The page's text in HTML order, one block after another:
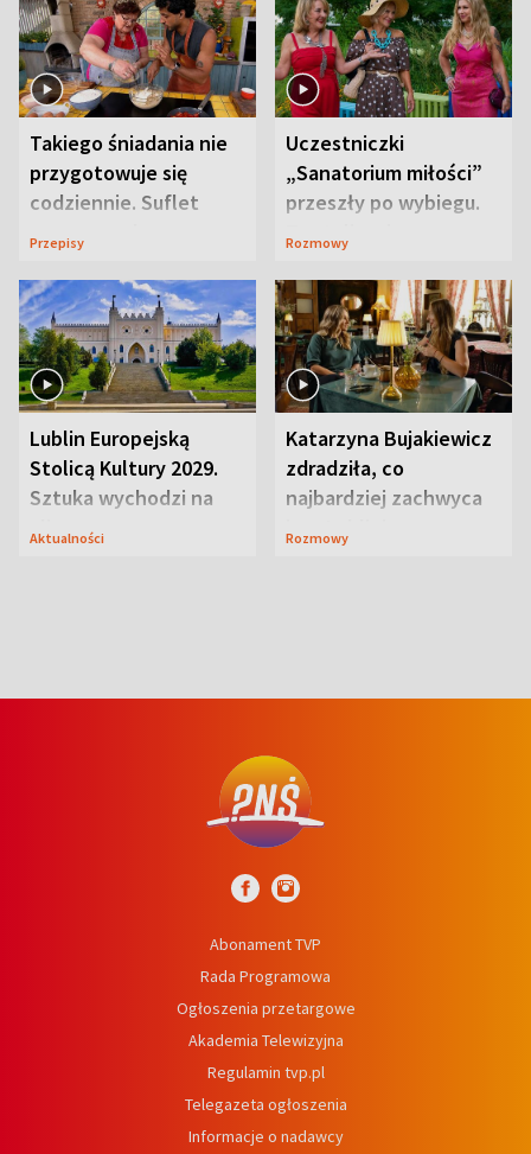
Takiego śniadania nie
przygotowuje się
codziennie. Suflet
serowy zachwyca
Przepisy
Uczestniczki
„Sanatorium miłości”
przeszły po wybiegu.
Te stylizacje
Rozmowy
Lublin Europejską
Stolicą Kultury 2029.
Sztuka wychodzi na
ulice
Aktualności
Katarzyna Bujakiewicz
zdradziła, co
najbardziej zachwyca
ją w Lublinie
Rozmowy
Abonament TVP
Rada Programowa
Ogłoszenia przetargowe
Akademia Telewizyjna
Regulamin tvp.pl
Telegazeta ogłoszenia
Informacje o nadawcy